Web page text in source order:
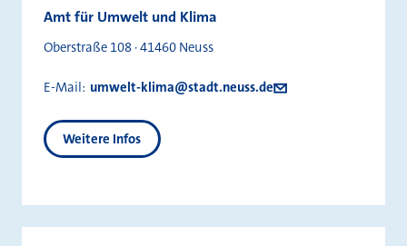
Amt für Umwelt und Klima
Oberstraße 108 · 41460 Neuss
E-Mail: umwelt-klima@stadt.neuss.de
Weitere Infos